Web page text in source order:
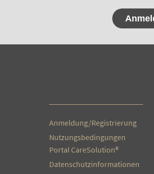
Anmeldung/Registrierung
Nutzungsbedingungen
Portal CareSolution®
Datenschutzinformationen